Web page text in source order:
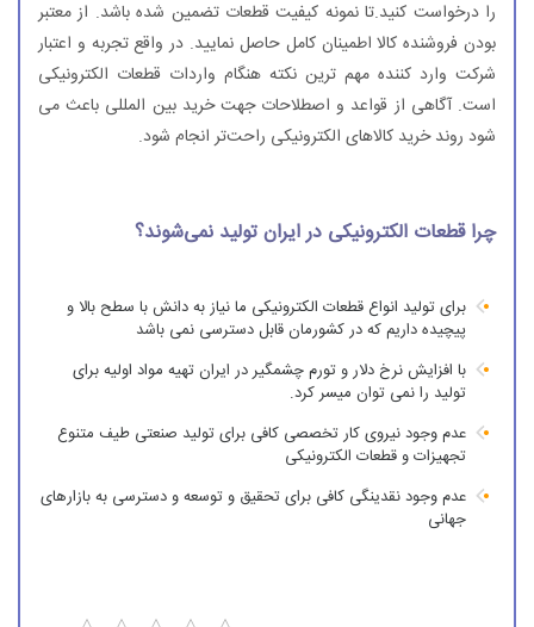
را درخواست کنید.تا نمونه کیفیت قطعات تضمین شده باشد. از معتبر
بودن فروشنده کالا اطمینان کامل حاصل نمایید. در واقع تجربه و اعتبار
شرکت وارد کننده مهم ترین نکته هنگام واردات قطعات الکترونیکی
است. آگاهی از قواعد و اصطلاحات جهت خرید بین المللی باعث می
شود روند خرید کالاهای الکترونیکی راحت‌تر انجام شود.
چرا قطعات الکترونیکی در ایران تولید نمی‌شوند؟
برای تولید انواع قطعات الکترونیکی ما نیاز به دانش با سطح بالا و
پیچیده داریم که در کشورمان قابل دسترسی نمی باشد
با افزایش نرخ دلار و تورم چشمگیر در ایران تهیه مواد اولیه برای
تولید را نمی توان میسر کرد.
عدم وجود نیروی کار تخصصی کافی برای تولید صنعتی طیف متنوع
تجهیزات و قطعات الکترونیکی
عدم وجود نقدینگی کافی برای تحقیق و توسعه و دسترسی به بازارهای
جهانی